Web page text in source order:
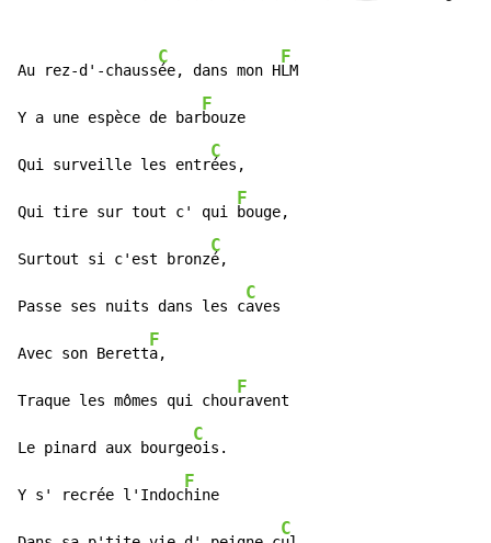
Au rez-d'-chauss
C
ée, dans mon H
F
LM
Y a une espèce de bar
F
bouze
Qui surveille les entr
C
ées,
Qui tire sur tout c' qui
F
bouge,
Surtout si c'est bronz
C
é,
Passe ses nuits dans les c
C
aves
Avec son Berett
F
a,
Traque les mômes qui chou
F
ravent
Le pinard aux bourge
C
ois.
Y s' recrée l'Indoc
F
hine
C